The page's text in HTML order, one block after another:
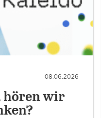
08.06.2026
hören wir